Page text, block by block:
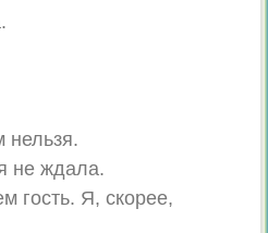
нельзя.
не ждала.
гость. Я, скорее,